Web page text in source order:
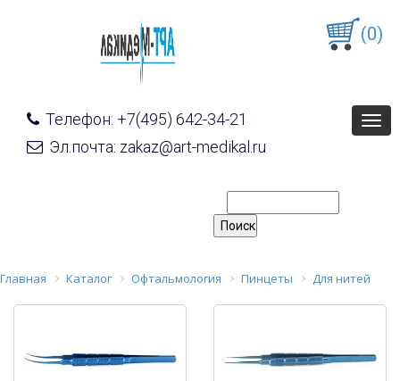
Телефон: +7(495) 642-34-21
Эл.почта: zakaz@art-medikal.ru
(0)
Главная Каталог Офтальмология Пинцеты Для нитей